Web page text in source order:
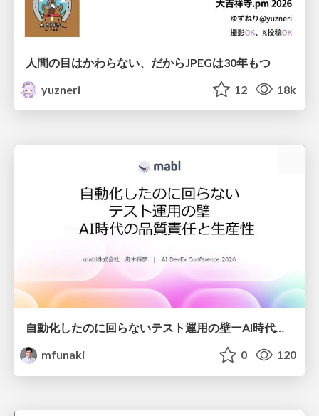
人間の目はかわらない、だからJPEGは30年もつ
yuzneri
12 18k
自動化したのに回らないテスト運用の壁ーAI時代の品質責任と生産性
mfunaki
0 120